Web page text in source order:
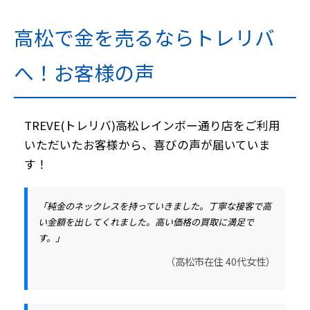
高松で金を売るならトレリバ
へ！お客様の声
TREVE(トレリバ)高松レインボー通り店をご利用
いただいたお客様から、喜びの声が届いていま
す！
「純金のネックレスを持っていきました。丁寧な接客で高
い金額を出してくれました。高い価格の買取に満足で
す。」
（高松市在住 40代女性）